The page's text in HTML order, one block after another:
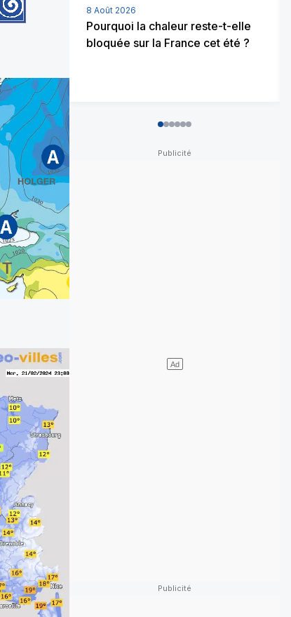
8 Août 2026
Pourquoi la chaleur reste-t-elle
bloquée sur la France cet été ?
012345